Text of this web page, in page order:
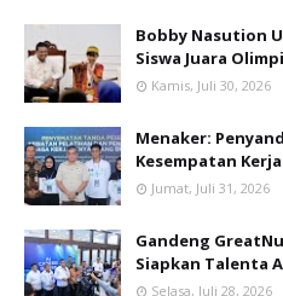
Bobby Nasution
Siswa Juara
Kamis, Juli 30, 2026
Menaker:
Kesempatan
Jumat, Juli 31, 2026
Gandeng
Siapkan Talenta
Selasa, Juli 28, 2026